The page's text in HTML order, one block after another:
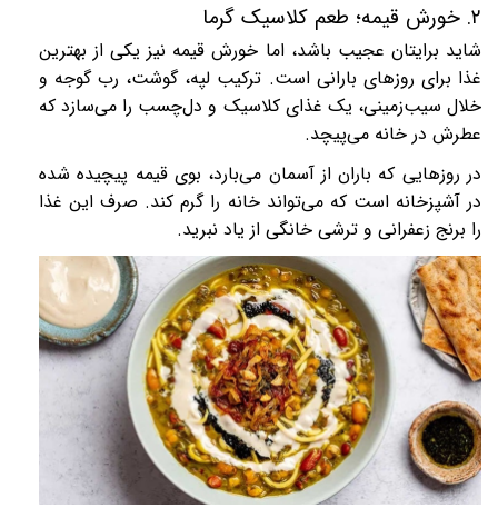
۲. خورش قیمه؛ طعم کلاسیک گرما
شاید برایتان عجیب باشد، اما خورش قیمه نیز یکی از بهترین
غذا برای روزهای بارانی است. ترکیب لپه، گوشت، رب گوجه و
خلال سیب‌زمینی، یک غذای کلاسیک و دل‌چسب را می‌سازد که
عطرش در خانه می‌پیچد.
در روزهایی که باران از آسمان می‌بارد، بوی قیمه پیچیده شده
در آشپزخانه است که می‌تواند خانه را گرم کند. صرف این غذا
را برنج زعفرانی و ترشی خانگی از یاد نبرید.